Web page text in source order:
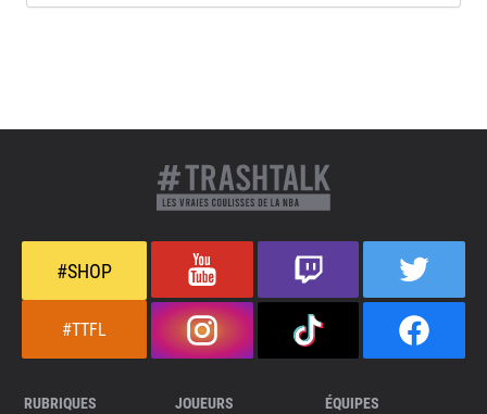
#SHOP
#TTFL
RUBRIQUES
JOUEURS ÉQUIPES